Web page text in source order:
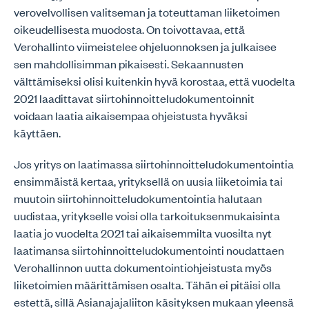
verovelvollisen valitseman ja toteuttaman liiketoimen
oikeudellisesta muodosta. On toivottavaa, että
Verohallinto viimeistelee ohjeluonnoksen ja julkaisee
sen mahdollisimman pikaisesti. Sekaannusten
välttämiseksi olisi kuitenkin hyvä korostaa, että vuodelta
2021 laadittavat siirtohinnoitteludokumentoinnit
voidaan laatia aikaisempaa ohjeistusta hyväksi
käyttäen.
Jos yritys on laatimassa siirtohinnoitteludokumentointia
ensimmäistä kertaa, yrityksellä on uusia liiketoimia tai
muutoin siirtohinnoitteludokumentointia halutaan
uudistaa, yritykselle voisi olla tarkoituksenmukaisinta
laatia jo vuodelta 2021 tai aikaisemmilta vuosilta nyt
laatimansa siirtohinnoitteludokumentointi noudattaen
Verohallinnon uutta dokumentointiohjeistusta myös
liiketoimien määrittämisen osalta. Tähän ei pitäisi olla
estettä, sillä Asianajajaliiton käsityksen mukaan yleensä